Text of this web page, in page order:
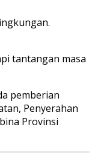
tantangan masa
pemberian
Penyerahan
Provinsi